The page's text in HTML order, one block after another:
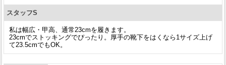
スタッフS
私は幅広・甲高、通常23cmを履きます。
23cmでストッキングでぴったり。厚手の靴下をはくなら1サイズ上げ
て23.5cmでもOK。